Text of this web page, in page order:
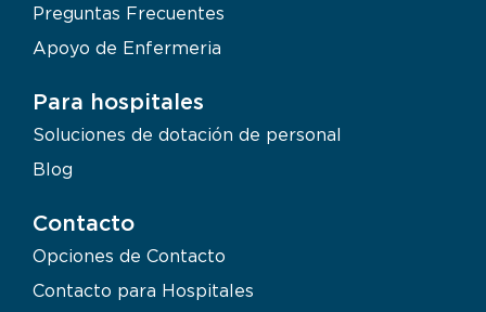
Preguntas Frecuentes
Apoyo de Enfermeria
Para hospitales
Soluciones de dotación de personal
Blog
Contacto
Opciones de Contacto
Contacto para Hospitales